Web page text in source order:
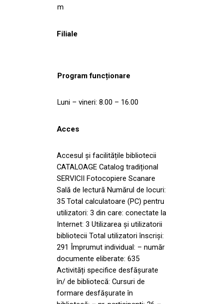
m
Filiale
Program funcționare
Luni – vineri: 8.00 – 16.00
Acces
Accesul și facilitățile bibliotecii
CATALOAGE Catalog tradițional
SERVICII Fotocopiere Scanare
Sală de lectură Numărul de locuri:
35 Total calculatoare (PC) pentru
utilizatori: 3 din care: conectate la
Internet: 3 Utilizarea și utilizatorii
bibliotecii Total utilizatori înscriși:
291 Împrumut individual: – număr
documente eliberate: 635
Activități specifice desfășurate
în/ de bibliotecă: Cursuri de
formare desfășurate în